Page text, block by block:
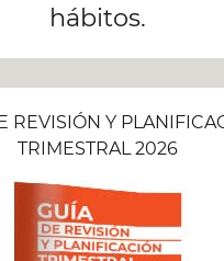
hábitos.
REVISIÓN Y
TRIMESTRAL 2026